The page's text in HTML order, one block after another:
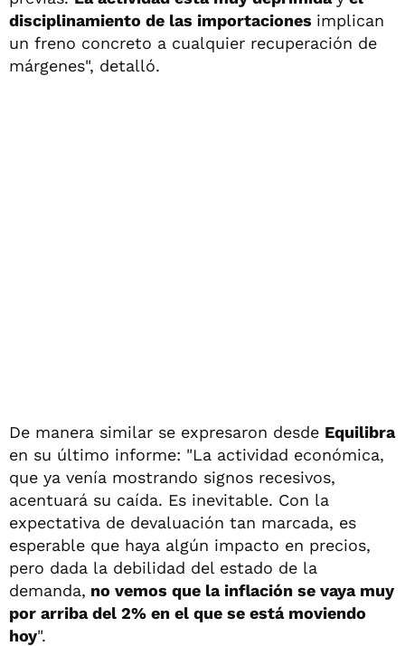
disciplinamiento de las importaciones implican
un freno concreto a cualquier recuperación de
márgenes", detalló.
De manera similar se expresaron desde Equilibra
en su último informe: "La actividad económica,
que ya venía mostrando signos recesivos,
acentuará su caída. Es inevitable. Con la
expectativa de devaluación tan marcada, es
esperable que haya algún impacto en precios,
pero dada la debilidad del estado de la
demanda, no vemos que la inflación se vaya muy
por arriba del 2% en el que se está moviendo
hoy".